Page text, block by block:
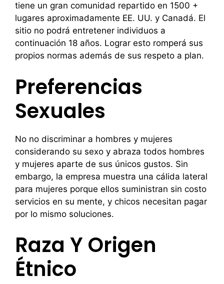
tiene un gran comunidad repartido en 1500 +
lugares aproximadamente EE. UU. y Canadá. El
sitio no podrá entretener individuos a
continuación 18 años. Lograr esto romperá sus
propios normas además de sus respeto a plan.
Preferencias
Sexuales
No no discriminar a hombres y mujeres
considerando su sexo y abraza todos hombres
y mujeres aparte de sus únicos gustos. Sin
embargo, la empresa muestra una cálida lateral
para mujeres porque ellos suministran sin costo
servicios en su mente, y chicos necesitan pagar
por lo mismo soluciones.
Raza Y Origen
Étnico